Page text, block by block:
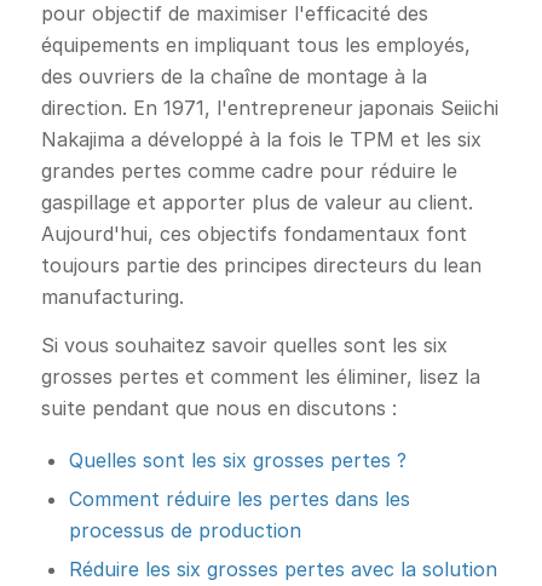
pour objectif de maximiser l'efficacité des
équipements en impliquant tous les employés,
des ouvriers de la chaîne de montage à la
direction. En 1971, l'entrepreneur japonais Seiichi
Nakajima a développé à la fois le TPM et les six
grandes pertes comme cadre pour réduire le
gaspillage et apporter plus de valeur au client.
Aujourd'hui, ces objectifs fondamentaux font
toujours partie des principes directeurs du lean
manufacturing.
Si vous souhaitez savoir quelles sont les six
grosses pertes et comment les éliminer, lisez la
suite pendant que nous en discutons :
Quelles sont les six grosses pertes ?
Comment réduire les pertes dans les
processus de production
Réduire les six grosses pertes avec la solution